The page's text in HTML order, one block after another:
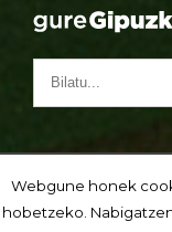
Webgune honek
hobetzeko.